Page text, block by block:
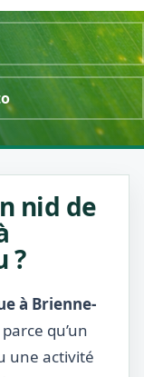
nid de
?
à Brienne-
qu’un
une activité